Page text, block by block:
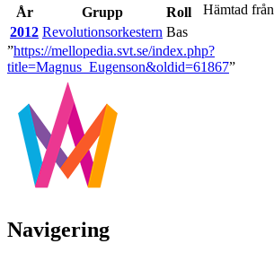
År Grupp
Roll
2012 Revolutionsorkestern Bas
Hämtad från
”https://mellopedia.svt.se/index.php?
title=Magnus_Eugenson&oldid=61867”
Navigering